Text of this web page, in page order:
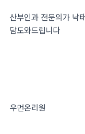
산부인과 전문의가 낙
담도와드립니다
우먼온리원